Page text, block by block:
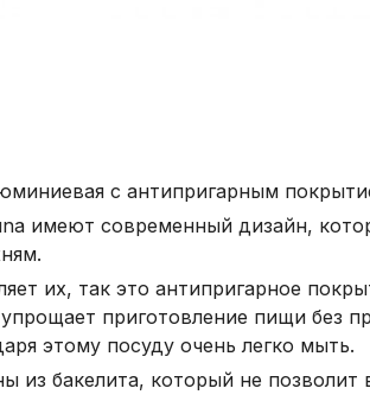
с антипригарным
имеют современный дизайн,
их, так это антипригарное
приготовление пищи без
этому посуду очень легко мыть.
из бакелита, который не позволит